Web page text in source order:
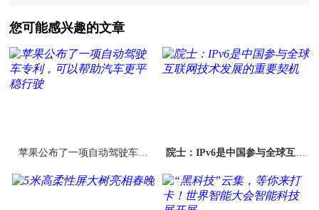
您可能感兴趣的文章
苹果公布了一项自动驾驶车专
院士：IPv6是中国参与全球互联